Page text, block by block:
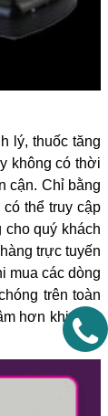
lý, thuốc tăng
không có thời
cận. Chỉ bằng
thể truy cập
quý khách
trực tuyến
mua các dòng
trên toàn
hơn khi mua